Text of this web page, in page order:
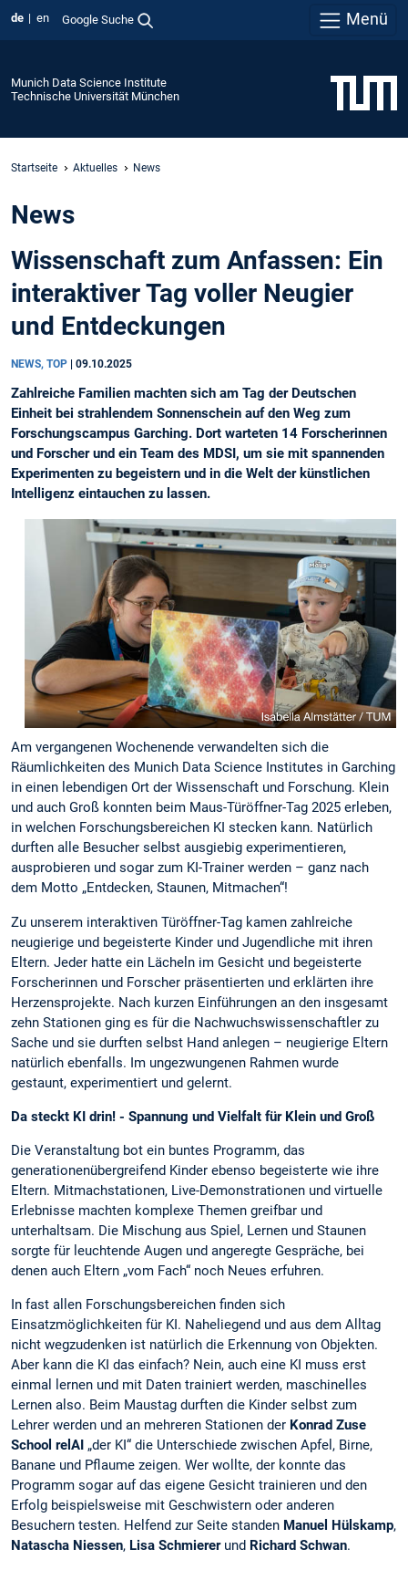
de en Google Suche Menü
Munich Data Science Institute
Technische Universität München
Startseite Aktuelles News
News
Wissenschaft zum Anfassen: Ein
interaktiver Tag voller Neugier
und Entdeckungen
NEWS, TOP 09.10.2025
Zahlreiche Familien machten sich am Tag der Deutschen
Einheit bei strahlendem Sonnenschein auf den Weg zum
Forschungscampus Garching. Dort warteten 14 Forscherinnen
und Forscher und ein Team des MDSI, um sie mit spannenden
Experimenten zu begeistern und in die Welt der künstlichen
Intelligenz eintauchen zu lassen.
Am vergangenen Wochenende verwandelten sich die
Räumlichkeiten des Munich Data Science Institutes in Garching
in einen lebendigen Ort der Wissenschaft und Forschung. Klein
und auch Groß konnten beim Maus-Türöffner-Tag 2025 erleben,
in welchen Forschungsbereichen KI stecken kann. Natürlich
durften alle Besucher selbst ausgiebig experimentieren,
ausprobieren und sogar zum KI-Trainer werden – ganz nach
dem Motto „Entdecken, Staunen, Mitmachen“!
Zu unserem interaktiven Türöffner-Tag kamen zahlreiche
neugierige und begeisterte Kinder und Jugendliche mit ihren
Eltern. Jeder hatte ein Lächeln im Gesicht und begeisterte
Forscherinnen und Forscher präsentierten und erklärten ihre
Herzensprojekte. Nach kurzen Einführungen an den insgesamt
zehn Stationen ging es für die Nachwuchswissenschaftler zu
Sache und sie durften selbst Hand anlegen – neugierige Eltern
natürlich ebenfalls. Im ungezwungenen Rahmen wurde
gestaunt, experimentiert und gelernt.
Da steckt KI drin! - Spannung und Vielfalt für Klein und Groß
Die Veranstaltung bot ein buntes Programm, das
generationenübergreifend Kinder ebenso begeisterte wie ihre
Eltern. Mitmachstationen, Live-Demonstrationen und virtuelle
Erlebnisse machten komplexe Themen greifbar und
unterhaltsam. Die Mischung aus Spiel, Lernen und Staunen
sorgte für leuchtende Augen und angeregte Gespräche, bei
denen auch Eltern „vom Fach“ noch Neues erfuhren.
In fast allen Forschungsbereichen finden sich
Einsatzmöglichkeiten für KI. Naheliegend und aus dem Alltag
nicht wegzudenken ist natürlich die Erkennung von Objekten.
Aber kann die KI das einfach? Nein, auch eine KI muss erst
einmal lernen und mit Daten trainiert werden, maschinelles
Lernen also. Beim Maustag durften die Kinder selbst zum
Lehrer werden und an mehreren Stationen der Konrad Zuse
School relAI „der KI“ die Unterschiede zwischen Apfel, Birne,
Banane und Pflaume zeigen. Wer wollte, der konnte das
Programm sogar auf das eigene Gesicht trainieren und den
Erfolg beispielsweise mit Geschwistern oder anderen
Besuchern testen. Helfend zur Seite standen Manuel Hülskamp,
Natascha Niessen, Lisa Schmiererund Richard Schwan.